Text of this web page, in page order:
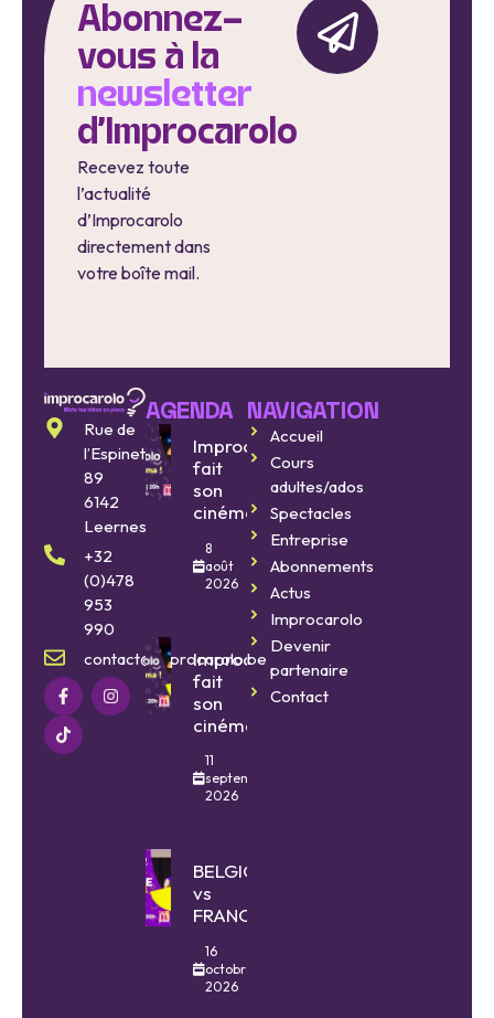
Abonnez-
vous à la
newsletter
d'Improcarolo
Recevez toute
l’actualité
d’Improcarolo
directement dans
votre boîte mail.
Rue de
l’Espinette
89
6142
Leernes
+32
(0)478
953
990
contact@improcarolo.be
AGENDA
Improcarolo
fait
son
cinéma
8
août
2026
Improcarolo
fait
son
cinéma
11
septembre
2026
BELGIQUE
vs
FRANCE
16
octobre
2026
NAVIGATION
Accueil
Cours
adultes/ados
Spectacles
Entreprise
Abonnements
Actus
Improcarolo
Devenir
partenaire
Contact